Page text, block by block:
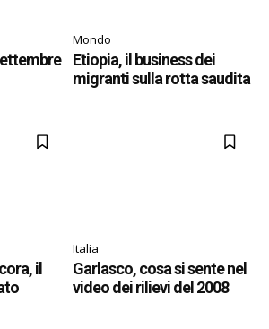
Mondo
Etiopia, il business dei
migranti sulla rotta saudita
il
Italia
Garlasco, cosa si sente nel
video dei rilievi del 2008